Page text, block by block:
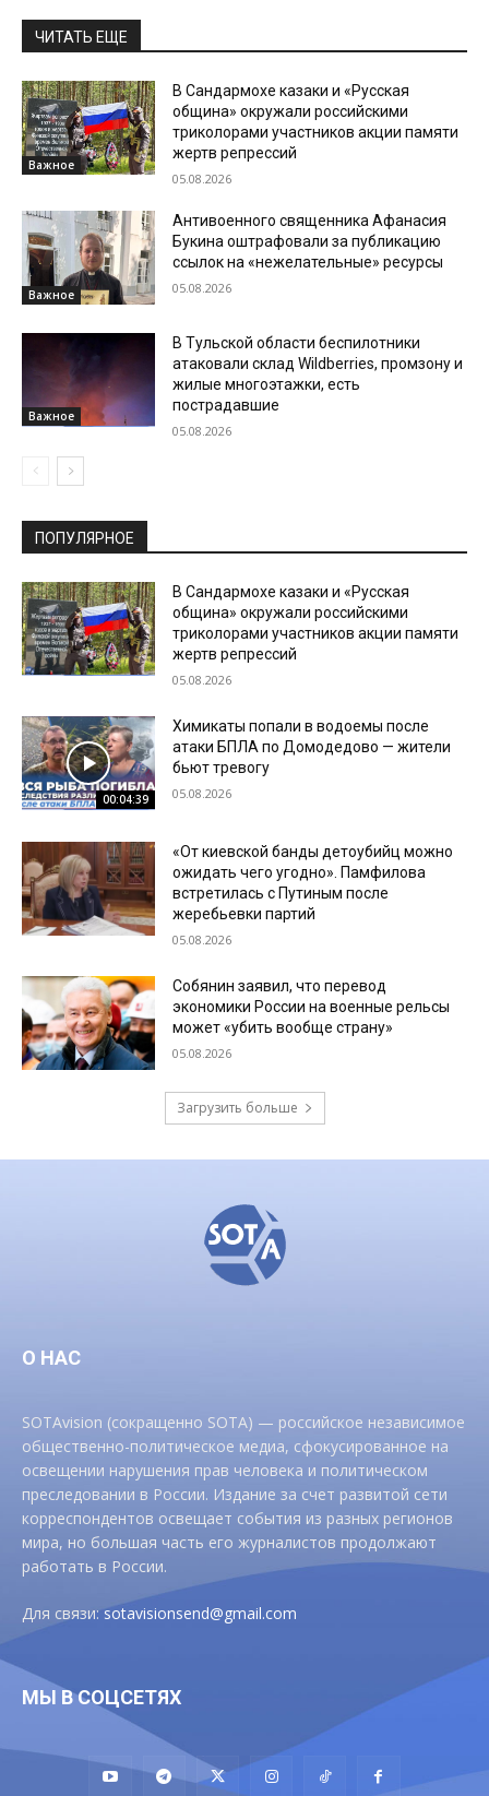
ЧИТАТЬ ЕЩЕ
Важное
В Сандармохе казаки и «Русская
община» окружали российскими
триколорами участников акции памяти
жертв репрессий
05.08.2026
Важное
Антивоенного священника Афанасия
Букина оштрафовали за публикацию
ссылок на «нежелательные» ресурсы
05.08.2026
Важное
В Тульской области беспилотники
атаковали склад Wildberries, промзону и
жилые многоэтажки, есть
пострадавшие
05.08.2026
ПОПУЛЯРНОЕ
В Сандармохе казаки и «Русская
община» окружали российскими
триколорами участников акции памяти
жертв репрессий
05.08.2026
00:04:39
Химикаты попали в водоемы после
атаки БПЛА по Домодедово — жители
бьют тревогу
05.08.2026
«От киевской банды детоубийц можно
ожидать чего угодно». Памфилова
встретилась с Путиным после
жеребьевки партий
05.08.2026
Собянин заявил, что перевод
экономики России на военные рельсы
может «убить вообще страну»
05.08.2026
Загрузить больше
О НАС
SOTAvision (сокращенно SOTA) — российское независимое
общественно-политическое медиа, сфокусированное на
освещении нарушения прав человека и политическом
преследовании в России. Издание за счет развитой сети
корреспондентов освещает события из разных регионов
мира, но большая часть его журналистов продолжают
работать в России.
Для связи:sotavisionsend@gmail.com
МЫ В СОЦСЕТЯХ